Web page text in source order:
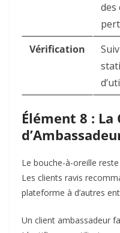
des
Vérification
Élément 8 : La
Le bouche-à-oreille
Les clients ravis
plateforme à d’autres
Un client ambassadeur